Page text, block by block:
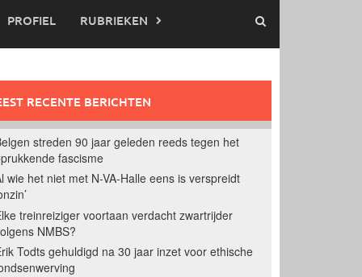
PROFIEL RUBRIEKEN
RECENTE BERICHTEN
streden 90 jaar geleden reeds tegen het
fascisme
wie het niet met N-VA-Halle eens is verspreidt
treinreiziger voortaan verdacht zwartrijder
NMBS?
Todts gehuldigd na 30 jaar inzet voor ethische